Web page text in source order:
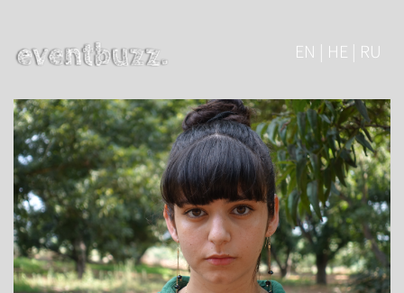
EN | HE | RU